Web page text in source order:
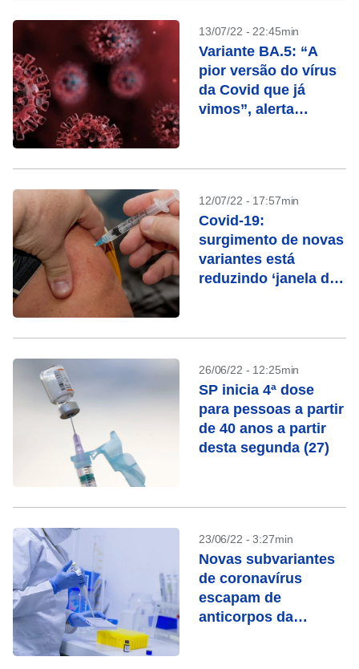
13/07/22 - 22:45min
Variante BA.5: “A
pior versão do vírus
da Covid que já
vimos”, alerta
12/07/22 - 17:57min
Covid-19:
surgimento de novas
variantes está
reduzindo ‘janela de
26/06/22 - 12:25min
SP inicia 4ª dose
para pessoas a partir
de 40 anos a partir
desta segunda (27)
23/06/22 - 3:27min
Novas subvariantes
de coronavírus
escapam de
anticorpos da